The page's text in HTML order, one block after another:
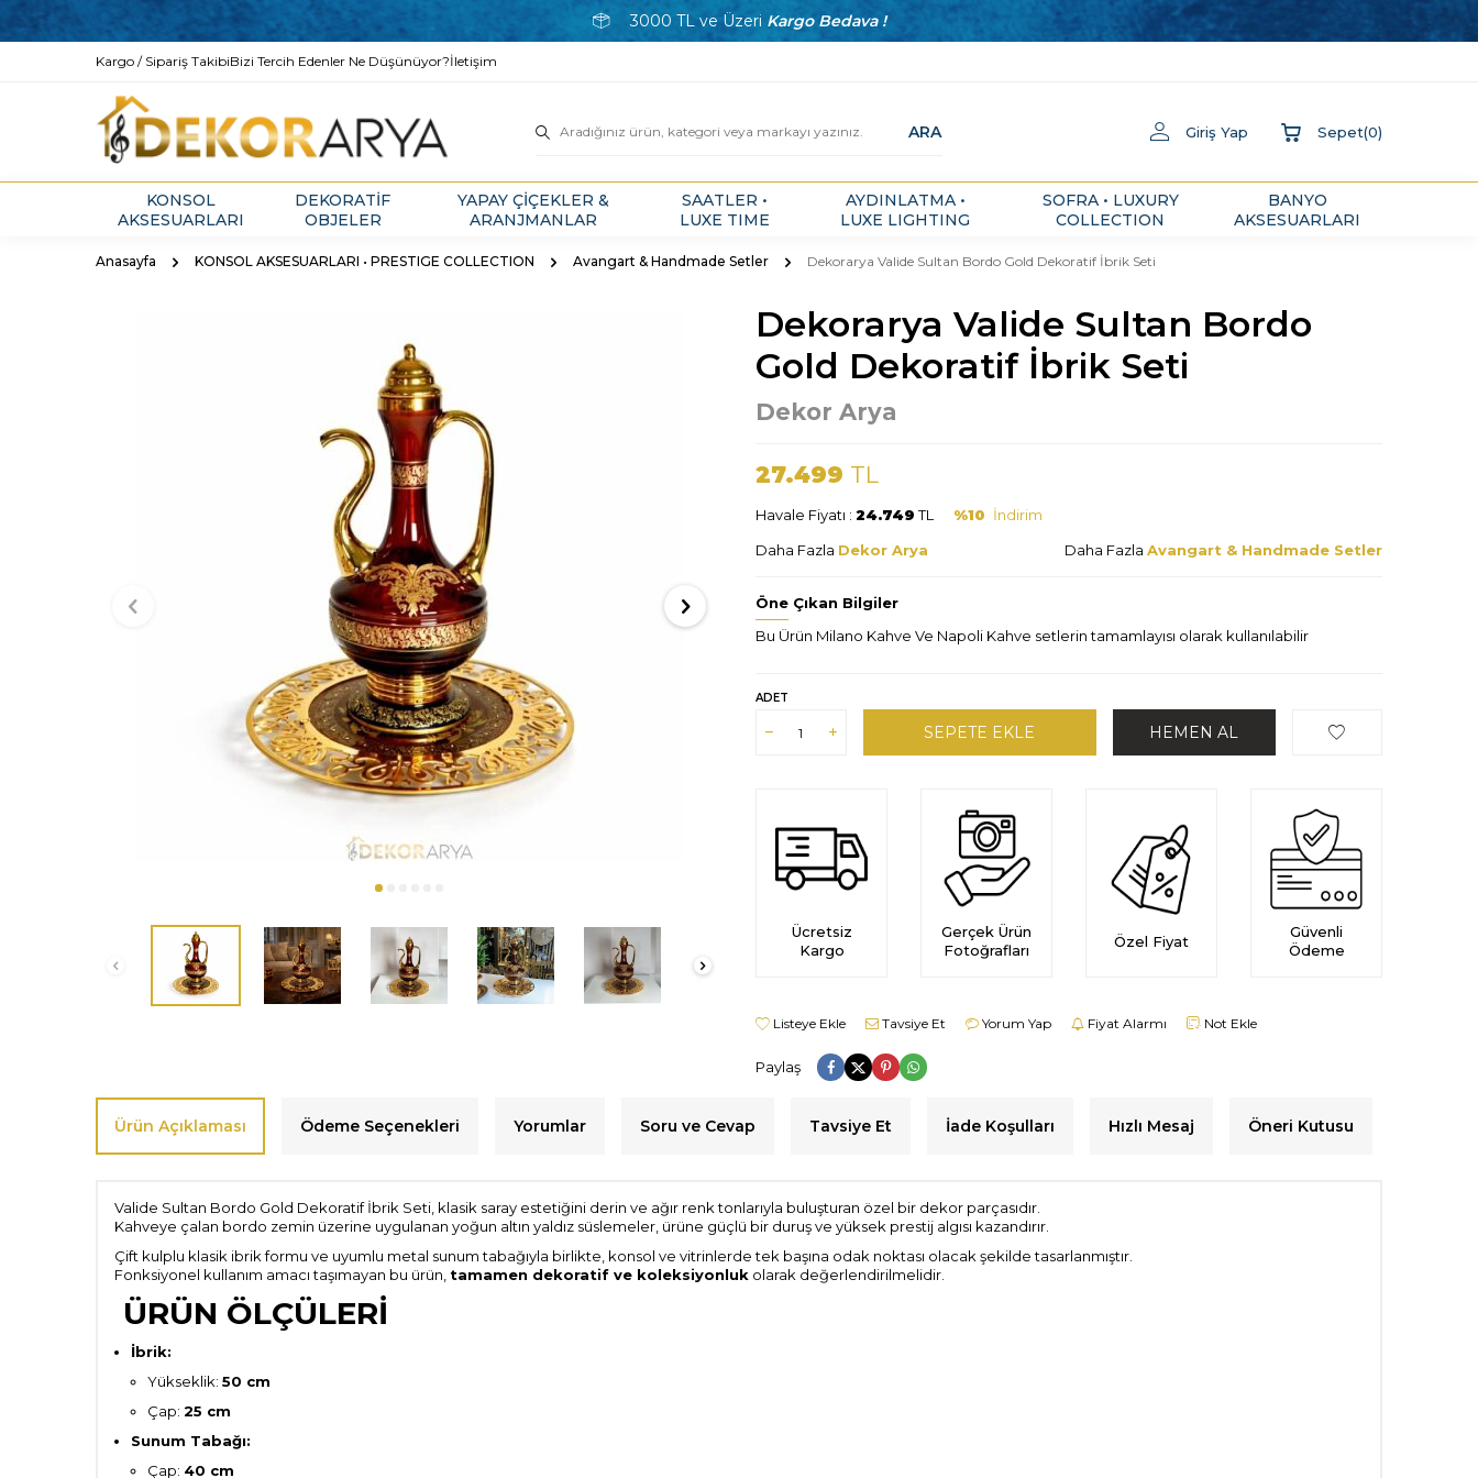
3000 TL ve Üzeri Kargo Bedava !
Kargo / Sipariş TakibiBizi Tercih Edenler Ne Düşünüyor?İletişim
ARA Giriş Yap Sepet(0)
KONSOL
AKSESUARLARI
DEKORATİF
OBJELER
YAPAY ÇİÇEKLER &
ARANJMANLAR
SAATLER •
LUXE TIME
AYDINLATMA •
LUXE LIGHTING
SOFRA • LUXURY
COLLECTION
BANYO
AKSESUARLARI
Anasayfa KONSOL AKSESUARLARI • PRESTIGE COLLECTION Avangart & Handmade Setler Dekorarya Valide Sultan Bordo Gold Dekoratif İbrik Seti
Dekorarya Valide Sultan Bordo
Gold Dekoratif İbrik Seti
Dekor Arya
27.499 TL
Havale Fiyatı : 24.749TL %10 İndirim
Daha Fazla Dekor Arya Daha Fazla Avangart & Handmade Setler
Öne Çıkan Bilgiler
Bu Ürün Milano Kahve Ve Napoli Kahve setlerin tamamlayısı olarak kullanılabilir
ADET
SEPETE EKLE HEMEN AL
Ücretsiz
Kargo
Gerçek Ürün
Fotoğrafları
Özel Fiyat
Güvenli
Ödeme
Listeye Ekle Tavsiye Et Yorum Yap Fiyat Alarmı Not Ekle
Paylaş
Ürün Açıklaması Ödeme Seçenekleri Yorumlar Soru ve Cevap Tavsiye Et İade Koşulları Hızlı Mesaj Öneri Kutusu
Valide Sultan Bordo Gold Dekoratif İbrik Seti, klasik saray estetiğini derin ve ağır renk tonlarıyla buluşturan özel bir dekor parçasıdır.
Kahveye çalan bordo zemin üzerine uygulanan yoğun altın yaldız süslemeler, ürüne güçlü bir duruş ve yüksek prestij algısı kazandırır.
Çift kulplu klasik ibrik formu ve uyumlu metal sunum tabağıyla birlikte, konsol ve vitrinlerde tek başına odak noktası olacak şekilde tasarlanmıştır.
Fonksiyonel kullanım amacı taşımayan bu ürün, tamamen dekoratif ve koleksiyonluk olarak değerlendirilmelidir.
ÜRÜN ÖLÇÜLERİ
İbrik:
Yükseklik: 50 cm
Çap: 25 cm
Sunum Tabağı:
Çap: 40 cm